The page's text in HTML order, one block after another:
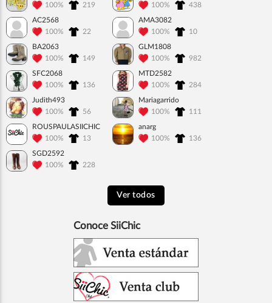
100%
219
100%
438
AC2568
100%
22
AMA3082
100%
10
BA2063
100%
149
GLM1808
100%
982
SFC2068
100%
136
MTD2582
100%
284
Judith493
100%
56
Mariagarrido
100%
111
ROUSPAULASIICHIC
100%
13
anarg
100%
136
SGD2592
100%
228
Ver todos
Conoce SiiChic